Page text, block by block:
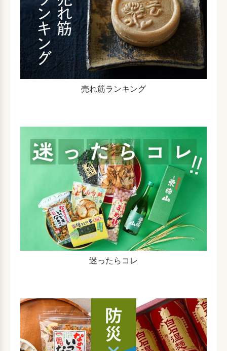
売れ筋ランキング
迷ったらコレ